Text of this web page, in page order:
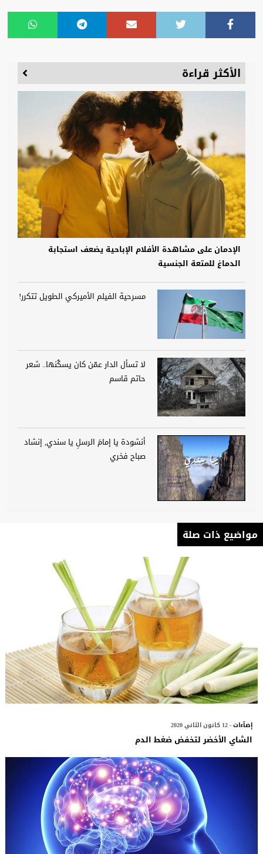
الأكثر قراءة
الإدمان على مشاهدة الأفلام الإباحية يضعف استجابة
الدماغ للمتعة الجنسية
مسرحية الفيلم الأميركي الطويل تتكرر!
لا تسأل الدار عمّن كان يسكُنها.. شعر
حاتم قاسم
أنشودة يا إمامَ الرسلِ يا سندي, إنشاد
صباح فخري
مواضيع ذات صلة
إضآءات- 12 كانون الثاني 2020
الشاي الأخضر لتخفض ضغط الدم